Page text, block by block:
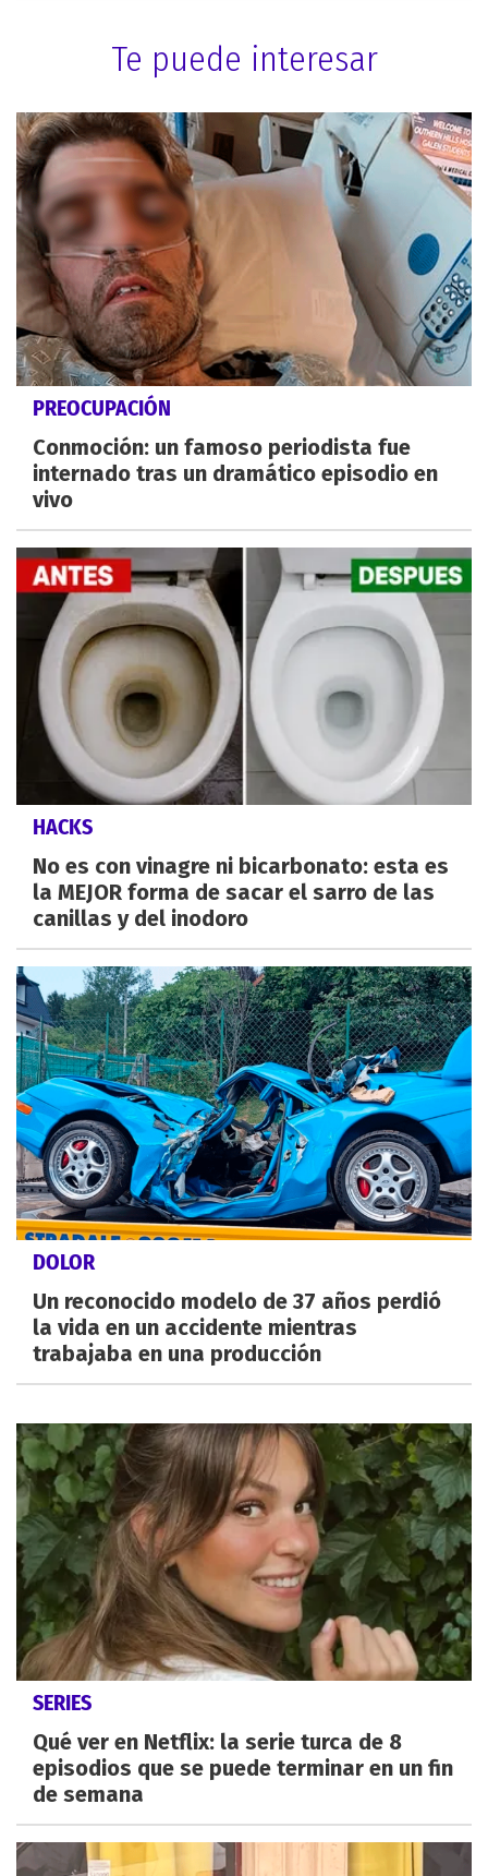
Te puede interesar
PREOCUPACIÓN
Conmoción: un famoso periodista fue
internado tras un dramático episodio en
vivo
HACKS
No es con vinagre ni bicarbonato: esta es
la MEJOR forma de sacar el sarro de las
canillas y del inodoro
DOLOR
Un reconocido modelo de 37 años perdió
la vida en un accidente mientras
trabajaba en una producción
SERIES
Qué ver en Netflix: la serie turca de 8
episodios que se puede terminar en un fin
de semana